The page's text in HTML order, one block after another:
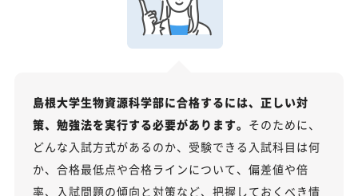
島根大学生物資源科学部に合格するには、正しい対
策、勉強法を実行する必要があります。 そのために、
どんな入試方式があるのか、受験できる入試科目は何
か、合格最低点や合格ラインについて、偏差値や倍
率、入試問題の傾向と対策など、把握しておくべき情